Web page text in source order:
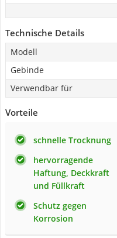
Technische Details
Modell
Gebinde
Verwendbar für
Vorteile
schnelle Trocknung
hervorragende
Haftung, Deckkraft
und Füllkraft
Schutz gegen
Korrosion